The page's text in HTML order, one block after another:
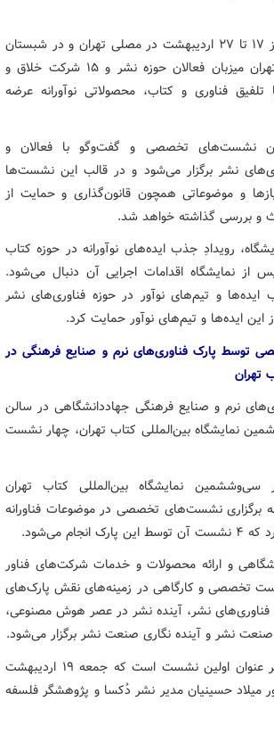
سالن فناوری‌های نشر از ۱۷ تا ۲۷ اردیبهشت در مصلی تهران و در شبستان
اصلی نمایشگاه کتاب تهران میزبان فعالان حوزه نشر و ۱۵ شرکت خلاق و
فناوری و کتاب، محصولاتی نوآورانه عرضه
نشست‌های تخصصی و گفت‌وگو با فعالان و
نشر برگزار می‌شود و در قالب این نشست‌ها
و موضوعاتی همچون قانون‌گذاری و حمایت از
و بررسی گذاشته خواهد شد.
رویدادِ جذب ایده‌های نوآورانه در حوزه کتاب
از نمایشگاه اقدامات اجرایی آن دنبال می‌شود.
و تیم‌های نوآور در حوزه فناوری‌های نشر
این ایده‌ها و تیم‌های نوآور حمایت کرد.
تخصصی توسط پارک فناوری‌های نرم و صنایع فرهنگی در
تهران
نرم و صنایع فرهنگی جهاددانشگاهی در سالن
نمایشگاه بین‌المللی کتاب تهران، چهار نشست
سی‌وششمین نمایشگاه بین‌المللی کتاب تهران
برگزاری نشست‌های تخصصی در موضوعات فناورانه
می‌شود.
و ارائه محصولات و خدمات شرکت‌های فناور
عنوان نشست تخصصی و کارگاهی در زمینه‌های نقش پارک‌های
فناوری‌های نشر، آینده نشر در عصر هوش مصنوعی،
نشر و آینده نگاری صنعت نشر برگزار می‌شود.
آینده نگاری صنعت نشر عنوان اولین نشست است که جمعه ۱۹ اردیبهشت
۱۷ با حضور میلاد حسینیان مدیر نشر دُکسا و پژوهشگر فلسفه